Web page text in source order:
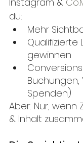
du:
Mehr
Qualifizierte
gewinnen
Conversions
Buchungen,
Spenden)
Aber: Nur, wenn
& Inhalt